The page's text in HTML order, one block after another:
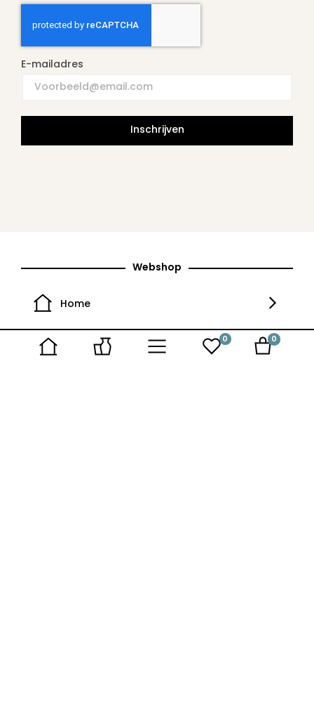
E-mailadres
Inschrijven
Webshop
Home
Brocante
0 0